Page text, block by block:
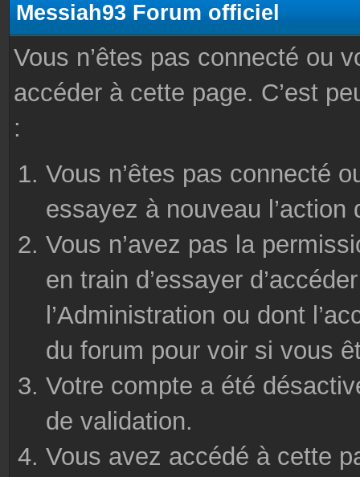
Messiah93 Forum officiel
Vous n’êtes pas connecté ou
accéder à cette page. C’est
:
Vous n’êtes pas connecté
essayez à nouveau
Vous n’avez pas la
en train d’essayer
l’Administration ou dont
du forum pour voir si vous
Votre compte a été
de validation.
Vous avez accédé à cette